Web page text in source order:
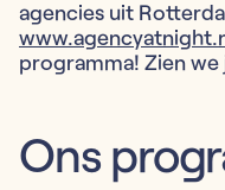
agencies uit
programma! Zien we
Ons